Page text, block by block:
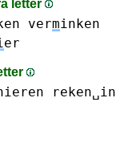
letter
verminken
er
reken␣in